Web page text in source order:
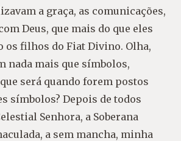
a graça, as comunicações,
Deus, que mais do que eles
os filhos do Fiat Divino. Olha,
nada mais que símbolos,
será quando forem postos
símbolos? Depois de todos
Senhora, a Soberana
a sem mancha, minha